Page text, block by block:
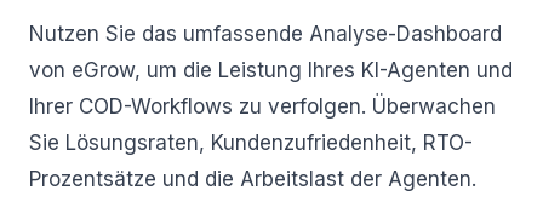
Nutzen Sie das umfassende Analyse-Dashboard
von eGrow, um die Leistung Ihres KI-Agenten und
Ihrer COD-Workflows zu verfolgen. Überwachen
Sie Lösungsraten, Kundenzufriedenheit, RTO-
Prozentsätze und die Arbeitslast der Agenten.